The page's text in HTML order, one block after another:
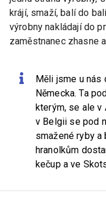
krájí, smaží, balí do
výrobny nakládají do
zaměstnanec zhasne
Měli jsme u nás
Německa. Ta
kterým, se ale v
v Belgii se pod
smažené ryby a
hranolkům
kečup a ve